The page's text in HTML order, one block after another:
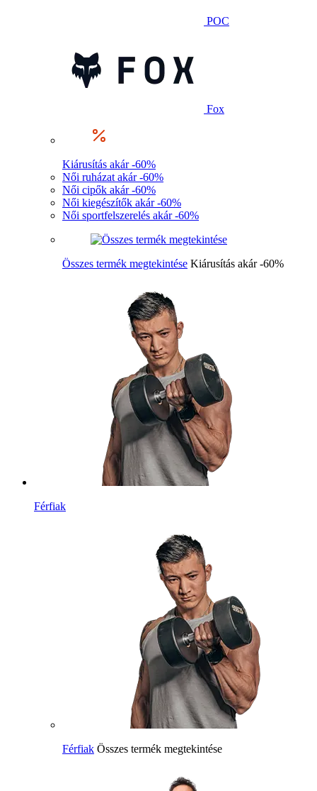
POC
Fox
Kiárusítás akár -60%
Női ruházat akár -60%
Női cipők akár -60%
Női kiegészítők akár -60%
Női sportfelszerelés akár -60%
Összes termék megtekintése Kiárusítás akár -60%
Férfiak
Férfiak Összes termék megtekintése